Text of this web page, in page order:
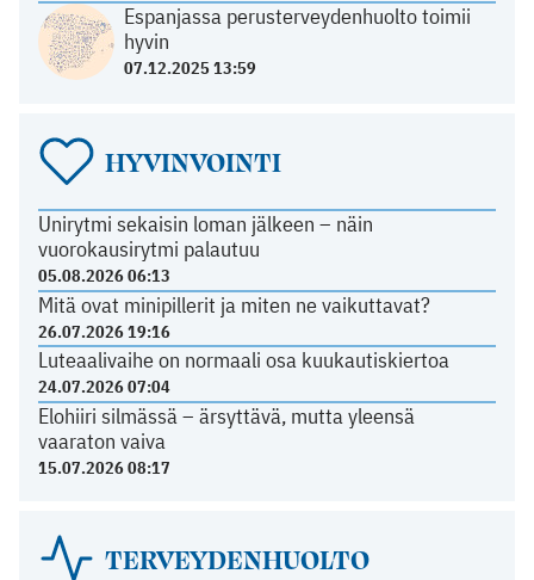
Espanjassa perusterveydenhuolto toimii
hyvin
07.12.2025 13:59
HYVINVOINTI
Unirytmi sekaisin loman jälkeen – näin
vuorokausirytmi palautuu
05.08.2026 06:13
Mitä ovat minipillerit ja miten ne vaikuttavat?
26.07.2026 19:16
Luteaalivaihe on normaali osa kuukautiskiertoa
24.07.2026 07:04
Elohiiri silmässä – ärsyttävä, mutta yleensä
vaaraton vaiva
15.07.2026 08:17
TERVEYDENHUOLTO